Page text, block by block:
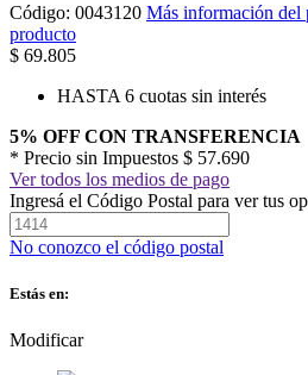
Código: 0043120 Más información del
producto
$ 69.805
HASTA 6 cuotas sin interés
5% OFF CON TRANSFERENCIA
* Precio sin Impuestos $ 57.690
Ver todos los medios de pago
Ingresá el Código Postal para ver tus
No conozco el código postal
Estás en:
Modificar